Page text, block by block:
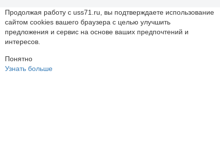
Продолжая работу с uss71.ru, вы подтверждаете использование
сайтом cookies вашего браузера с целью улучшить
предложения и сервис на основе ваших предпочтений и
интересов.
Понятно
Узнать больше